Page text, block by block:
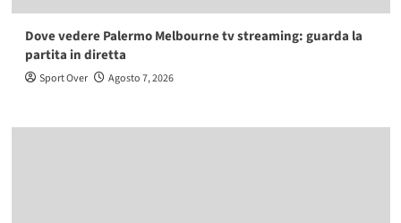
Dove vedere Palermo Melbourne tv streaming: guarda la
partita in diretta
Sport Over Agosto 7, 2026